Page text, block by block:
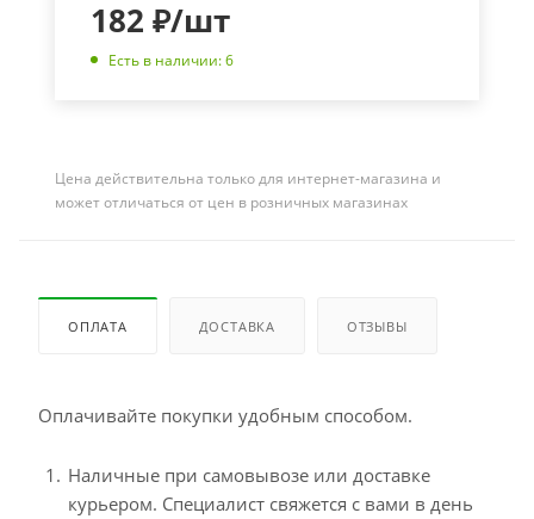
182 ₽/шт
Есть в наличии: 6
Цена действительна только для интернет-магазина и
может отличаться от цен в розничных магазинах
ОПЛАТА ДОСТАВКА ОТЗЫВЫ
Оплачивайте покупки удобным способом.
Наличные при самовывозе или доставке
курьером. Специалист свяжется с вами в день